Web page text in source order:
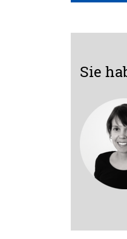
Sie